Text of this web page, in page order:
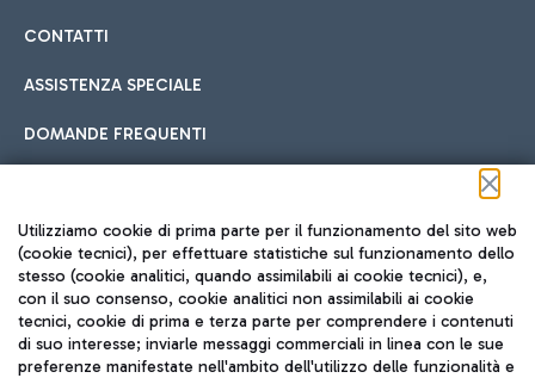
CONTATTI
ASSISTENZA SPECIALE
DOMANDE FREQUENTI
Seguici sui social
TRAVEL JOURNAL
Utilizziamo cookie di prima parte per il funzionamento del sito web
(cookie tecnici), per effettuare statistiche sul funzionamento dello
stesso (cookie analitici, quando assimilabili ai cookie tecnici), e,
con il suo consenso, cookie analitici non assimilabili ai cookie
tecnici, cookie di prima e terza parte per comprendere i contenuti
di suo interesse; inviarle messaggi commerciali in linea con le sue
preferenze manifestate nell'ambito dell'utilizzo delle funzionalità e